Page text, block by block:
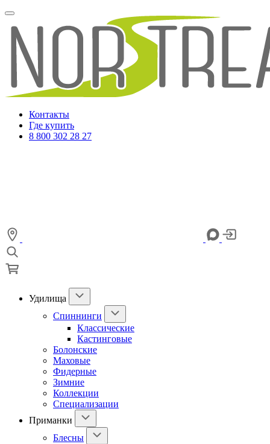
Контакты
Где купить
8 800 302 28 27
Удилища
Спиннинги
Классические
Кастинговые
Болонские
Маховые
Фидерные
Зимние
Коллекции
Специализации
Приманки
Блесны